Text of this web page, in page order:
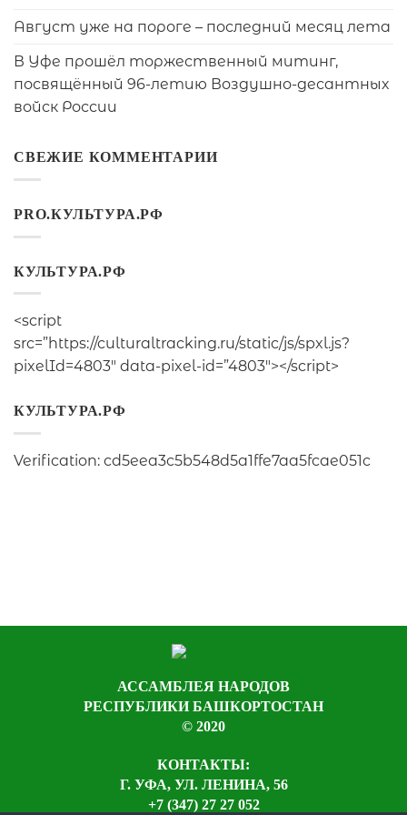
Август уже на пороге – последний месяц лета
В Уфе прошёл торжественный митинг,
посвящённый 96-летию Воздушно-десантных
войск России
СВЕЖИЕ КОММЕНТАРИИ
PRO.КУЛЬТУРА.РФ
КУЛЬТУРА.РФ
<script
src=”https://culturaltracking.ru/static/js/spxl.js?
pixelId=4803″ data-pixel-id=”4803″></script>
КУЛЬТУРА.РФ
Verification: cd5eea3c5b548d5a1ffe7aa5fcae051c
АССАМБЛЕЯ НАРОДОВ
РЕСПУБЛИКИ БАШКОРТОСТАН
© 2020
КОНТАКТЫ:
Г. УФА, УЛ. ЛЕНИНА, 56
+7 (347) 27 27 052